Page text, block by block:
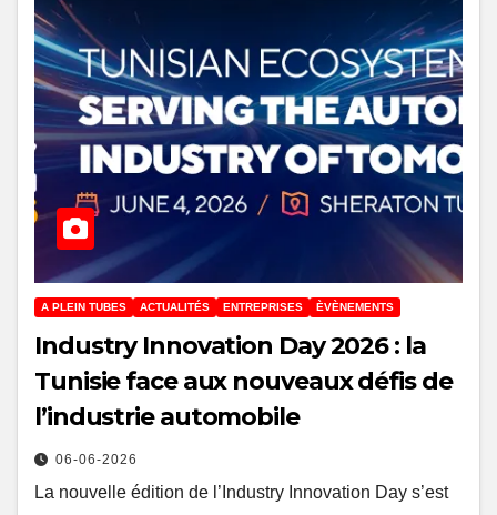
A PLEIN TUBES ACTUALITÉS ENTREPRISES ÈVÈNEMENTS
Industry Innovation Day 2026 : la
Tunisie face aux nouveaux défis de
l’industrie automobile
06-06-2026
La nouvelle édition de l’Industry Innovation Day s’est